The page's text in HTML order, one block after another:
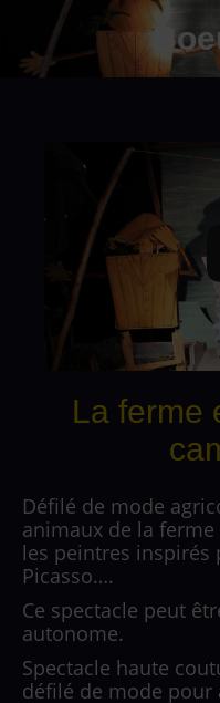
La ferme
Défilé de mode
animaux de la
les peintres inspirés
Picasso….
Ce spectacle peut
autonome.
Spectacle haute
défilé de mode pour